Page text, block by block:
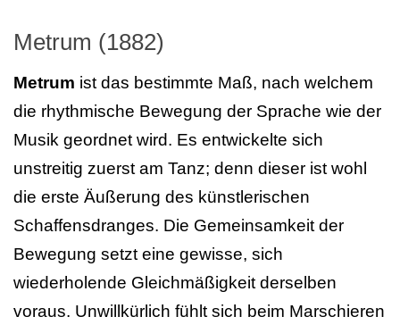
Metrum (1882)
Metrum ist das bestimmte Maß, nach welchem
die rhythmische Bewegung der Sprache wie der
Musik geordnet wird. Es entwickelte sich
unstreitig zuerst am Tanz; denn dieser ist wohl
die erste Äußerung des künstlerischen
Schaffensdranges. Die Gemeinsamkeit der
Bewegung setzt eine gewisse, sich
wiederholende Gleichmäßigkeit derselben
voraus. Unwillkürlich fühlt sich beim Marschieren